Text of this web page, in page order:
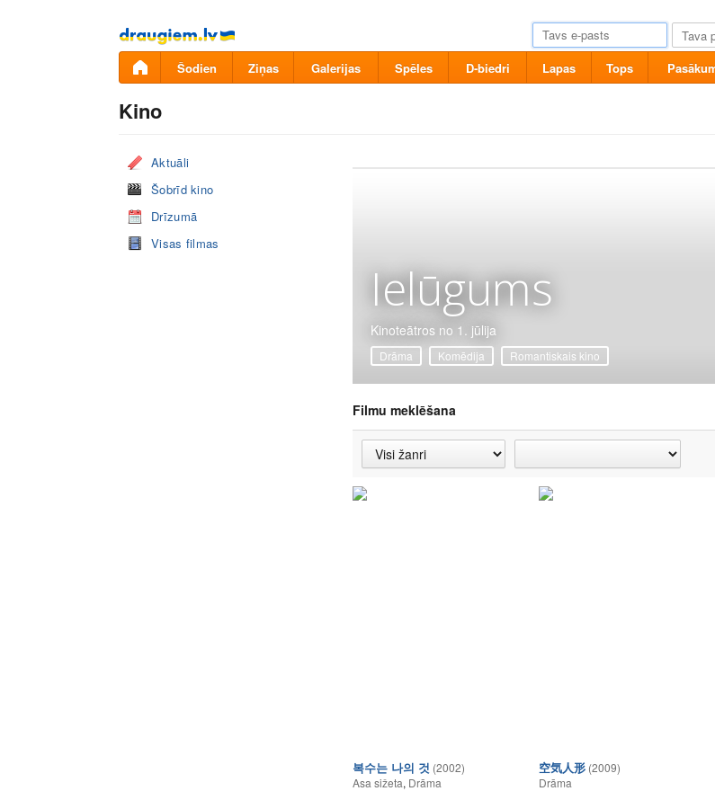
Pāriet
uz
saturu
Šodien Ziņas Galerijas Spēles D-biedri Lapas Tops
Kino
Aktuāli
Šobrīd kino
Drīzumā
Visas filmas
Ielūgums
Kinoteātros no 1. jūlija
Drāma Komēdija Romantiskais kino
Filmu meklēšana
복수는 나의 것 (2002)
Asa sižeta, Drāma
空気人形 (2009)
Drāma